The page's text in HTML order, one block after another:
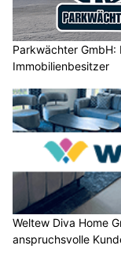
Parkwächter
Immobilienbesitzer
Weltew Diva Home
anspruchsvolle